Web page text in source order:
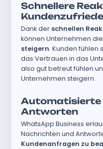
Schnellere
Dank der schnellen
können Unternehmen die
steigern. Kunden fühlen
das Vertrauen in das
also gut betreut fühlen
Unternehmen steigern.
Automatisierte
Antworten
WhatsApp Business
Nachrichten und
Kundenanfragen zu